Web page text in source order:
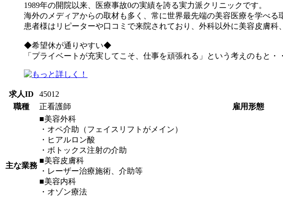
1989年の開院以来、医療事故0の実績を誇る実力派クリニックです。
海外のメディアからの取材も多く、常に世界最先端の美容医療を学べる
患者様はリピーターや口コミで来院されており、外科以外に美容皮膚
◆希望休が通りやすい◆
「プライベートが充実してこそ、仕事を頑張れる」という考えのもと・
求人ID
45012
職種
正看護師 雇用形態
主な業務
■美容外科
・オペ介助（フェイスリフトがメイン）
・ヒアルロン酸
・ボトックス注射の介助
■美容皮膚科
・レーザー治療施術、介助等
■美容内科
・オゾン療法